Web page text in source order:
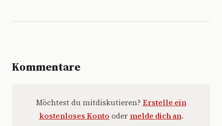
Kommentare
Möchtest du mitdiskutieren? Erstelle ein
kostenloses Konto oder melde dich an.